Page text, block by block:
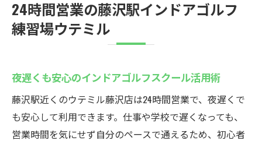
24時間営業の藤沢駅インドアゴルフ
練習場ウテミル
夜遅くも安心のインドアゴルフスクール活用術
藤沢駅近くのウテミル藤沢店は24時間営業で、夜遅くで
も安心して利用できます。仕事や学校で遅くなっても、
営業時間を気にせず自分のペースで通えるため、初心者